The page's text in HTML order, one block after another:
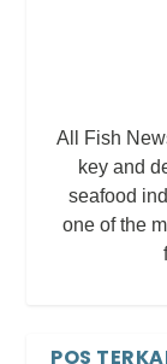
All Fish
key and
seafood
one of the
POS